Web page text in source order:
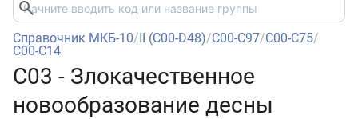
Справочник МКБ-10/II (C00-D48)/C00-C97/C00-C75/
C00-C14
C03 - Злокачественное
новообразование десны